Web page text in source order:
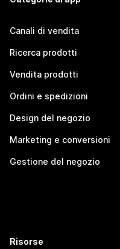
Canali di vendita
Ricerca prodotti
Vendita prodotti
Ordini e spedizioni
Design del negozio
Marketing e conversioni
Gestione del negozio
Risorse